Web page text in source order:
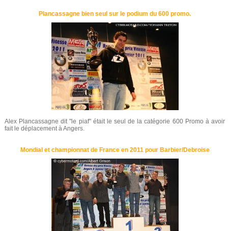
Plancassagne bien seul sur le podium du 600 promo.
Alex Plancassagne dit "le piaf" était le seul de la catégorie 600 Promo à avoir
fait le déplacement à Angers.
Mondial et championnat de France en 2011 pour Barbier/Debroise